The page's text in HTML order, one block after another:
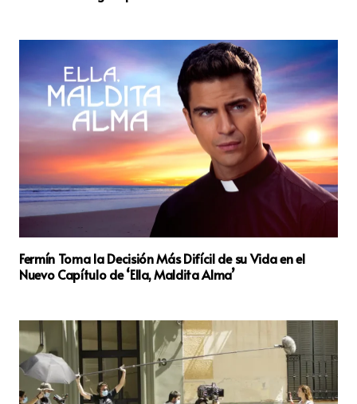
Fermín Toma la Decisión Más Difícil de su Vida en el
Nuevo Capítulo de ‘Ella, Maldita Alma’